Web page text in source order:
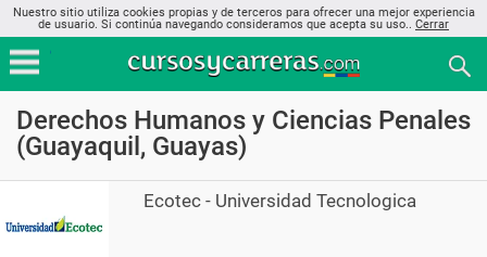
Nuestro sitio utiliza cookies propias y de terceros para ofrecer una mejor experiencia
de usuario. Si continúa navegando consideramos que acepta su uso.. Cerrar
Derechos Humanos y Ciencias Penales
(Guayaquil, Guayas)
Ecotec - Universidad Tecnologica